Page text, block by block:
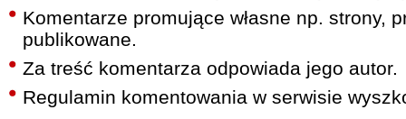
Komentarze promujące własne np. strony,
publikowane.
Za treść komentarza odpowiada jego autor.
Regulamin komentowania w serwisie